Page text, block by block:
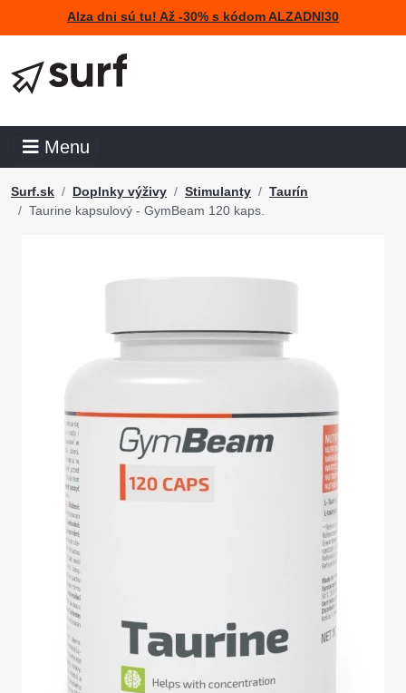
Alza dni sú tu! Až -30% s kódom ALZADNI30
Menu
Surf.sk Doplnky výživy Stimulanty
Taurín
Taurine kapsulový - GymBeam 120 kaps.